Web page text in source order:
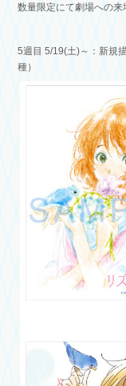
数量限定にて劇場への来
5週目 5/19(土)～：新規
種）